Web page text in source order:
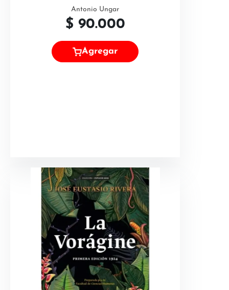
Antonio Ungar
$ 90.000
Agregar